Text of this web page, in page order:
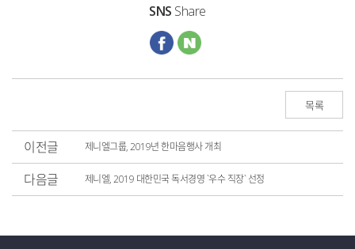
SNS Share
목록
이전글 제니엘그룹, 2019년 한마음행사 개최
다음글 제니엘, 2019 대한민국 독서경영 `우수 직장` 선정